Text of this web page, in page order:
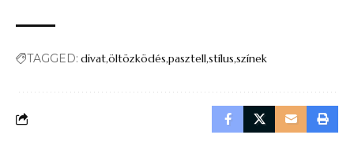
TAGGED: divatöltözködés pasztellstílus színek